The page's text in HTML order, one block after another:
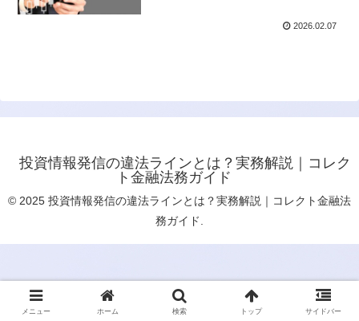
2026.02.07
投資情報発信の違法ラインとは？実務解説｜コレク
ト金融法務ガイド
© 2025 投資情報発信の違法ラインとは？実務解説｜コレクト金融法
務ガイド.
メニュー ホーム 検索 トップ サイドバー